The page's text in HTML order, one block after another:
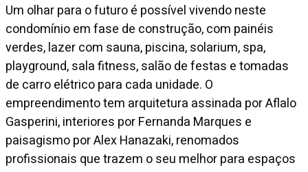
Um olhar para o futuro é possível vivendo neste
condomínio em fase de construção, com painéis
verdes, lazer com sauna, piscina, solarium, spa,
playground, sala fitness, salão de festas e tomadas
de carro elétrico para cada unidade. O
empreendimento tem arquitetura assinada por Aflalo
Gasperini, interiores por Fernanda Marques e
paisagismo por Alex Hanazaki, renomados
profissionais que trazem o seu melhor para espaços